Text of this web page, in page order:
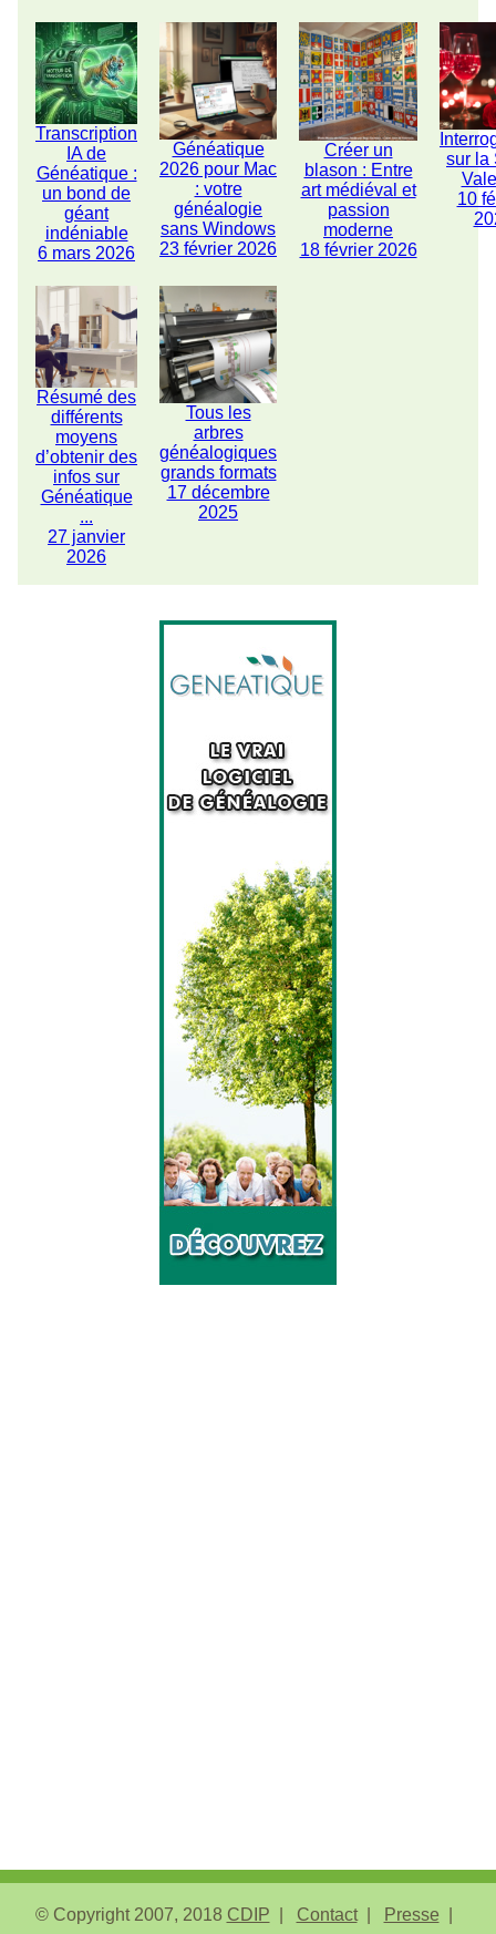
Transcription
IA de
Généatique :
un bond de
géant
indéniable
6 mars 2026
Généatique
2026 pour Mac
: votre
généalogie
sans Windows
23 février 2026
Créer un
blason : Entre
art médiéval et
passion
moderne
18 février 2026
sur la
10
Résumé des
différents
moyens
d’obtenir des
infos sur
Généatique
...
27 janvier
2026
Tous les
arbres
généalogiques
grands formats
17 décembre
2025
© Copyright 2007, 2018 CDIP Contact
Presse